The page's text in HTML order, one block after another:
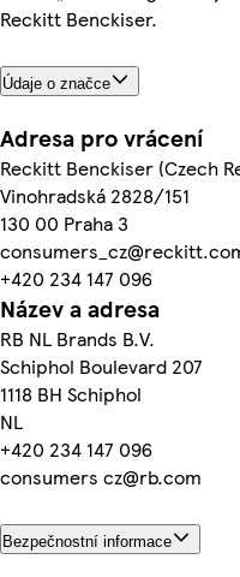
Reckitt Benckiser.
Údaje o značce
Adresa pro vrácení
Reckitt Benckiser (Czech
Vinohradská 2828/151
130 00 Praha 3
+420 234 147 096
Název a adresa
RB NL Brands B.V.
Schiphol Boulevard 207
1118 BH Schiphol
NL
+420 234 147 096
consumers cz@rb.com
Bezpečnostní informace